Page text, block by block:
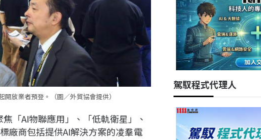
放業者預登。（圖／外貿協會提供）
「AI物聯應用」、「低軌衛星」、
廠商包括提供AI解決方案的凌羣電
駕馭程式代理人